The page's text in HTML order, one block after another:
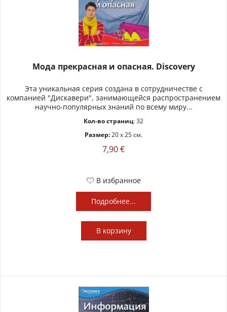
Мода прекрасная и опасная. Discovery
Эта уникальная серия создана в сотрудничестве с
компанией "Дискавери", занимающейся распространением
научно-популярных знаний по всему миру...
Кол-во страниц: 32
Размер:20 x 25 см.
7,90 €
В избранное
Подробнее...
В корзину